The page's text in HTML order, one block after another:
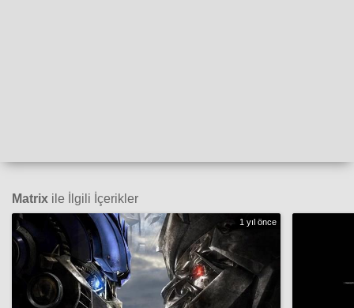
Matrix ile İlgili İçerikler
1 yıl önce